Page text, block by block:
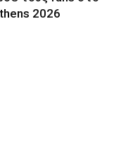
2026